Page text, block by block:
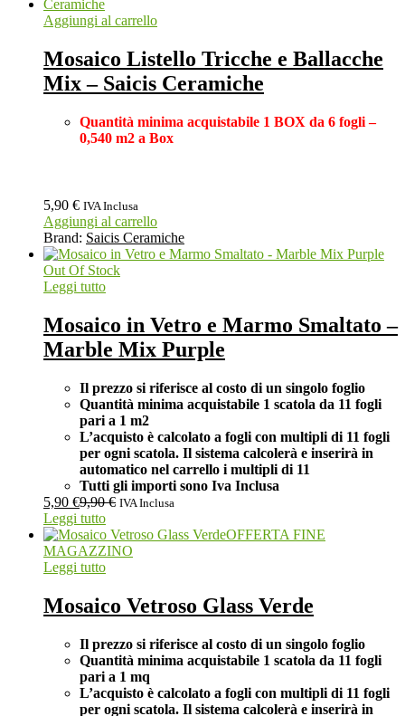
Aggiungi al carrello
Mosaico Listello Tricche e Ballacche
Mix – Saicis Ceramiche
Quantità minima acquistabile 1 BOX da 6 fogli –
0,540 m2 a Box
5,90 € IVA Inclusa
Aggiungi al carrello
Brand: Saicis Ceramiche
Out Of Stock
Leggi tutto
Mosaico in Vetro e Marmo Smaltato –
Marble Mix Purple
Il prezzo si riferisce al costo di un singolo foglio
Quantità minima acquistabile 1 scatola da 11 fogli
pari a 1 m2
L’acquisto è calcolato a fogli con multipli di 11 fogli
per ogni scatola. Il sistema calcolerà e inserirà in
automatico nel carrello i multipli di 11
Tutti gli importi sono Iva Inclusa
5,90 €9,90€ IVA Inclusa
Leggi tutto
OFFERTA FINE
MAGAZZINO
Leggi tutto
Mosaico Vetroso Glass Verde
Il prezzo si riferisce al costo di un singolo foglio
Quantità minima acquistabile 1 scatola da 11 fogli
pari a 1 mq
L’acquisto è calcolato a fogli con multipli di 11 fogli
per ogni scatola. Il sistema calcolerà e inserirà in